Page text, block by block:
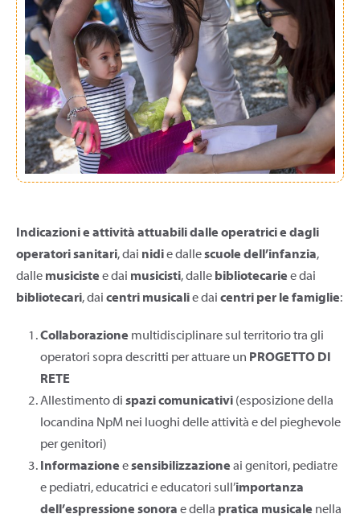
Indicazioni e attività attuabilidalle operatrici e dagli
operatori sanitari, dai nidie dallescuole dell’infanzia,
dalle musiciste e dai musicisti, dalle bibliotecarie e dai
bibliotecari, dai centri musicalie dai centri per le famiglie:
Collaborazione multidisciplinare sul territorio tra gli
operatori sopra descritti per attuare un PROGETTO DI
RETE
Allestimento di spazi comunicativi (esposizione della
locandina NpM nei luoghi delle attività e del pieghevole
per genitori)
Informazione esensibilizzazione ai genitori, pediatre
e pediatri, educatrici e educatori sull’importanza
dell’espressione sonora e della pratica musicale nella